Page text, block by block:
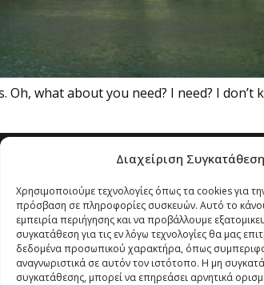
Διαχείριση
Χρησιμοποιούμε τεχνολογίες όπως τα cookies για
πρόσβαση σε πληροφορίες συσκευών. Αυτό το
εμπειρία περιήγησης και να προβάλλουμε
συγκατάθεση για τις εν λόγω τεχνολογίες θα μας
δεδομένα προσωπικού χαρακτήρα, όπως
αναγνωριστικά σε αυτόν τον ιστότοπο. Η μη
συγκατάθεσης, μπορεί να επηρεάσει αρνητικά
what about you need? I need? I don’t